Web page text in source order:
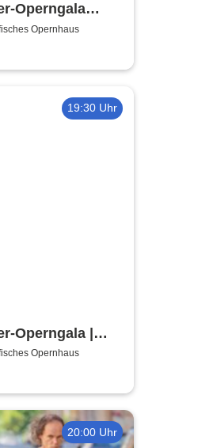
Operngala
- präsentiert
Europa
Opernhaus
19:30 Uhr
Operngala |
Opernhaus
20:00 Uhr